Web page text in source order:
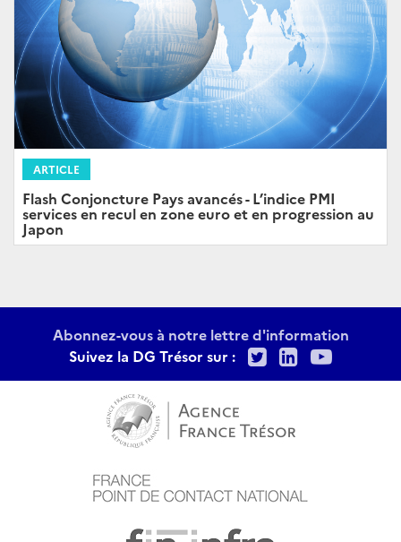
ARTICLE
Flash Conjoncture Pays avancés - L’indice PMI
services en recul en zone euro et en progression au
Japon
Abonnez-vous à notre lettre d'information
Suivez la DG Trésor sur :
TwitterLinkedIn